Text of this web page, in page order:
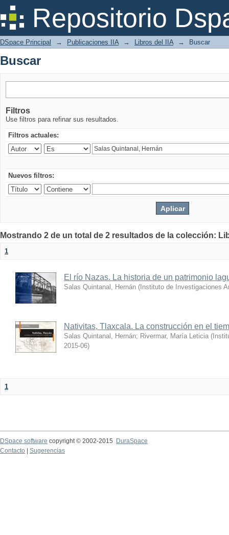
Repositorio
Buscar
DSpace Principal → Publicaciones IIA → Libros del IIA → Buscar
Buscar
Filtros
Use filtros para refinar sus resultados.
Filtros actuales:
Nuevos filtros:
Mostrando 2 de un total de 2 resultados de la colección:
1
El río Nazas. La historia de un patrimonio
Salas Quintanal, Hernán ( Instituto de Investigaciones
Nativitas, Tlaxcala. La construcción en el
Salas Quintanal, Hernán; Rivermar, María Leticia (
2015-06)
1
DSpace software copyright © 2002-2015
DuraSpace
Contacto
Sugerencias